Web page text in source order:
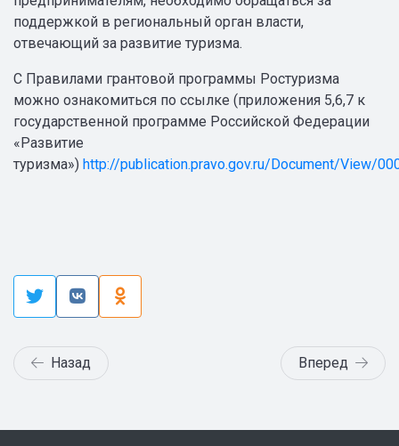
поддержкой в региональный орган власти,
отвечающий за развитие туризма.
С Правилами грантовой программы Ростуризма
можно ознакомиться по ссылке (приложения 5,6,7 к
государственной программе Российской Федерации
«Развитие
туризма») http://publication.pravo.gov.ru/Document/View/
Назад Вперед